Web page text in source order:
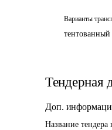
Варианты
тентованный
Тендерная
Доп.
Название